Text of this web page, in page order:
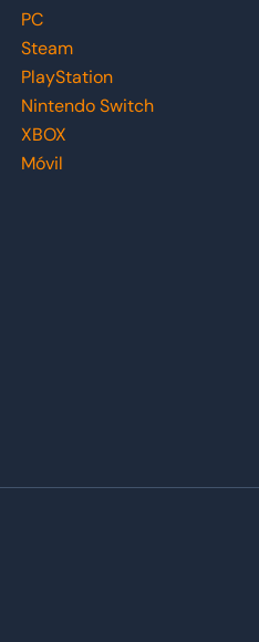
PC
Steam
PlayStation
Nintendo Switch
XBOX
Móvil